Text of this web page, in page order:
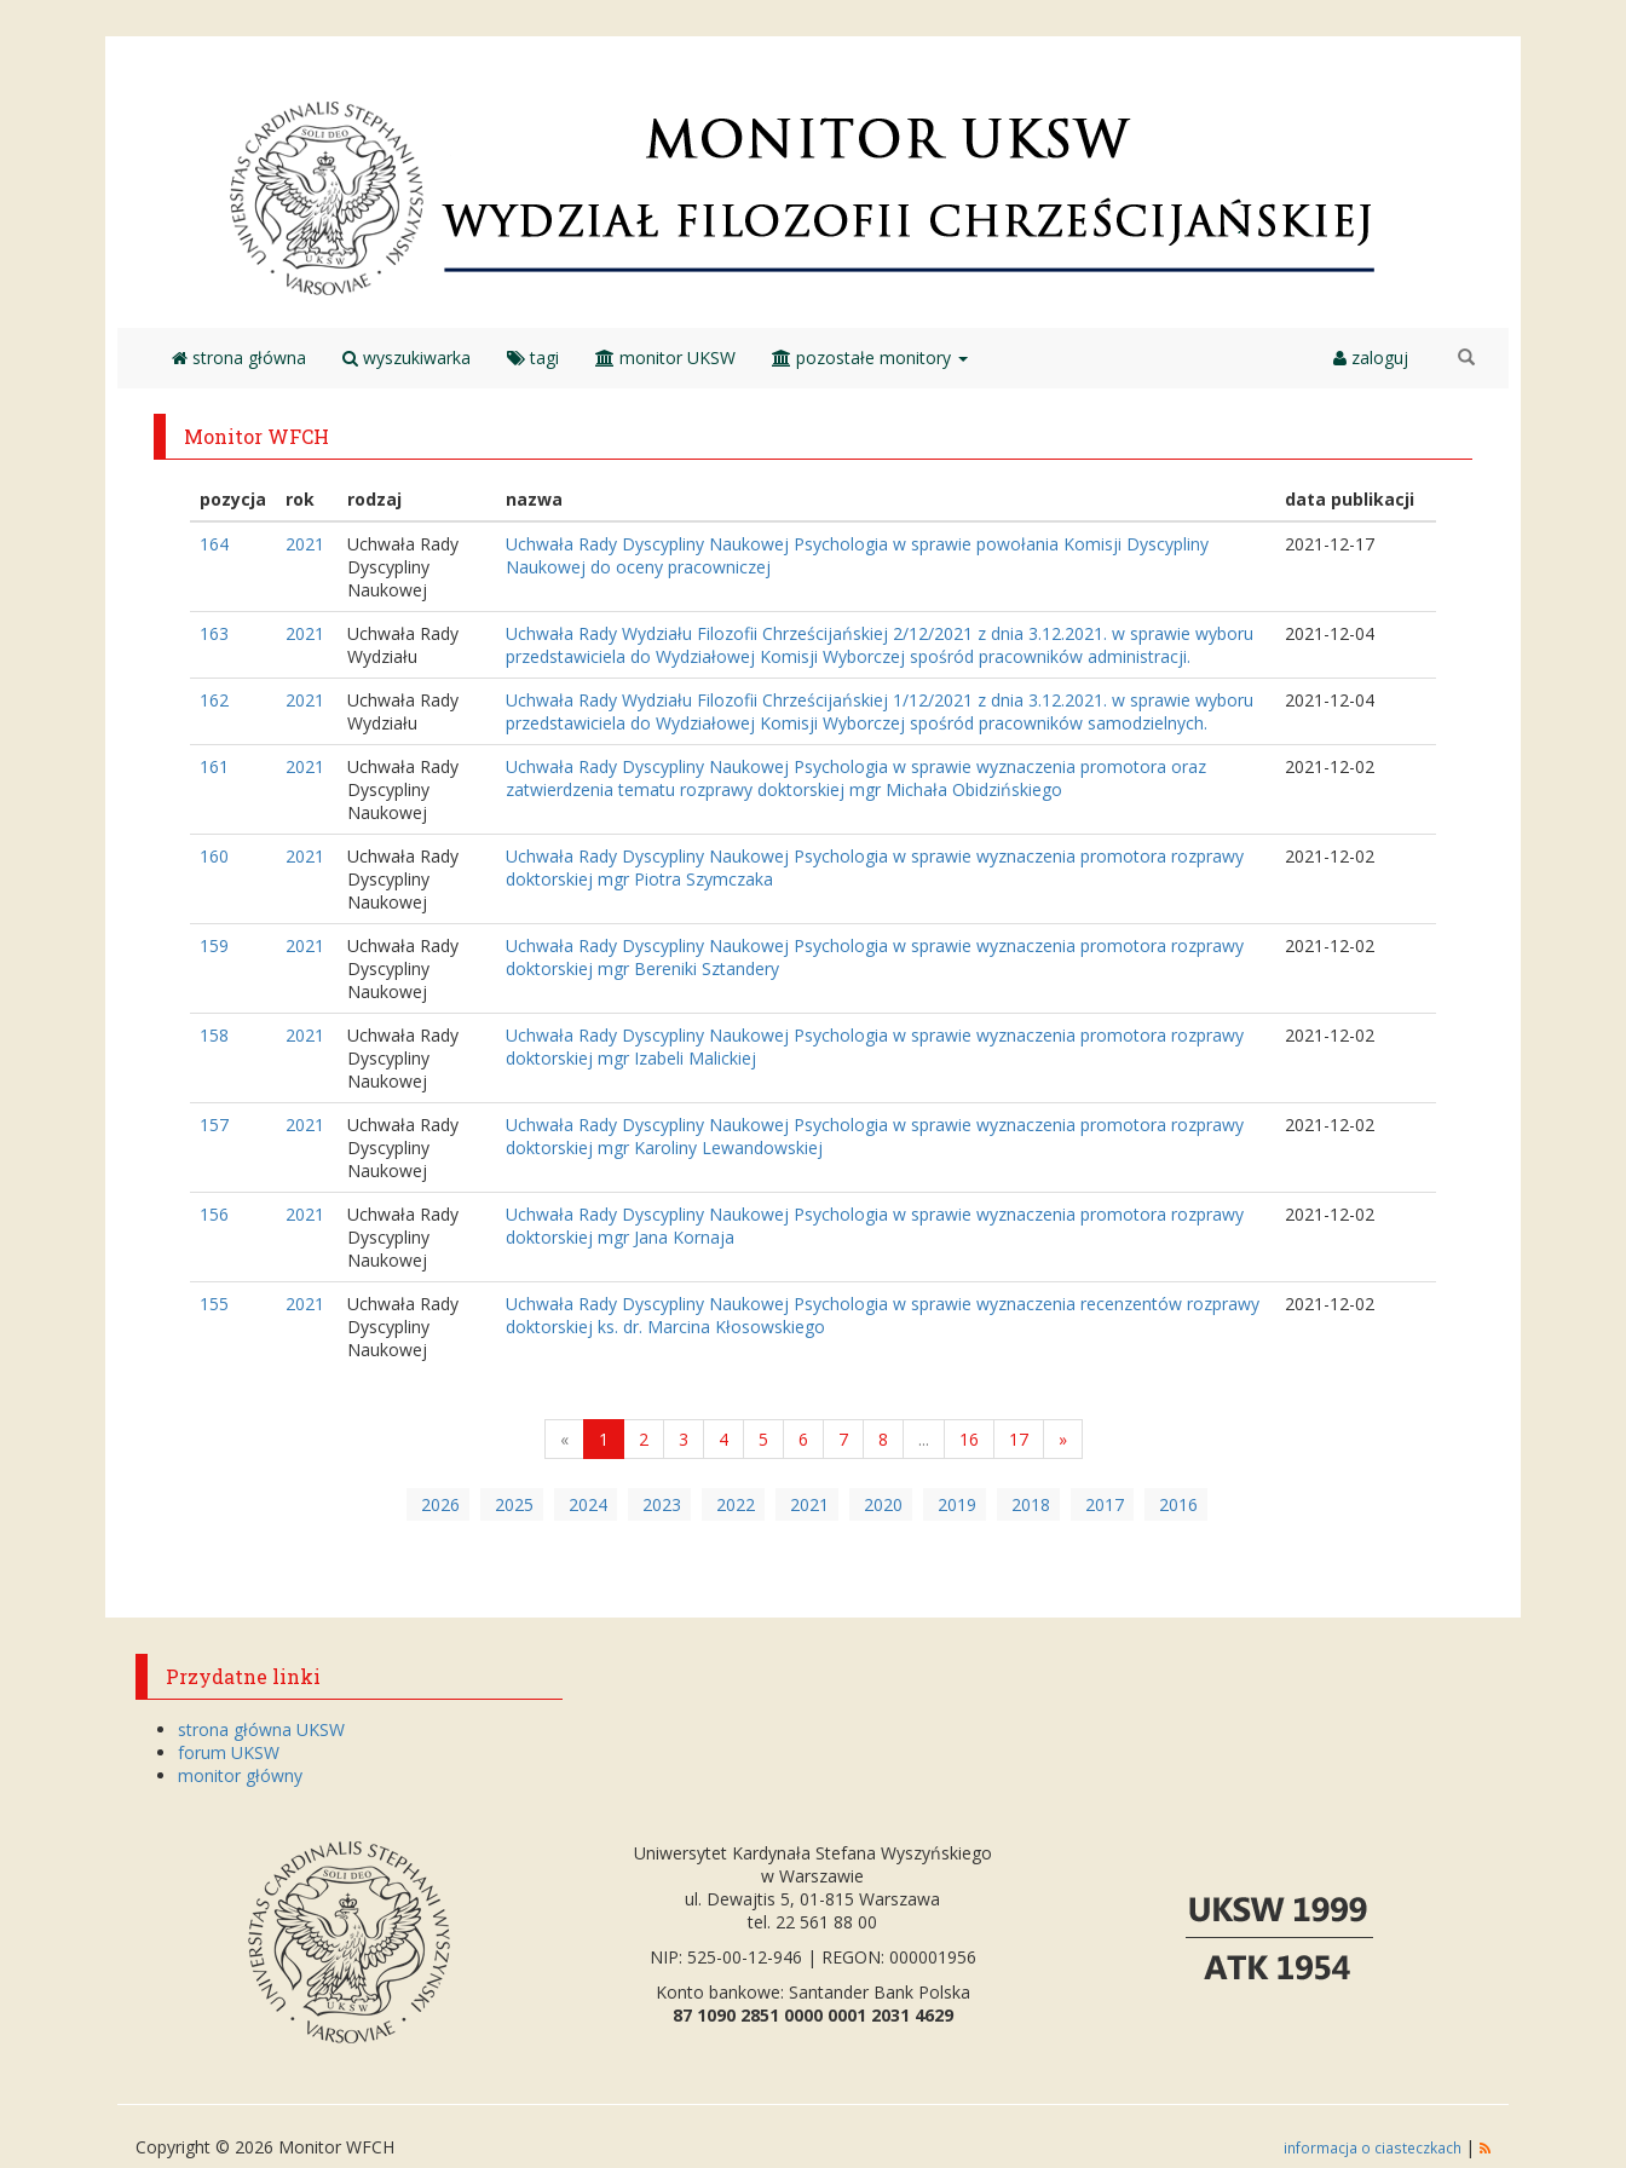
strona główna wyszukiwarka tagi monitor UKSW pozostałe monitory zaloguj
Monitor WFCH
pozycja rok rodzaj nazwa
data publikacji
164
2021
Uchwała Rady
Dyscypliny
Naukowej
Uchwała Rady Dyscypliny Naukowej Psychologia w sprawie powołania Komisji Dyscypliny
Naukowej do oceny pracowniczej
2021-12-17
163 2021
Uchwała Rady
Wydziału
Uchwała Rady Wydziału Filozofii Chrześcijańskiej 2/12/2021 z dnia 3.12.2021. w sprawie wyboru
przedstawiciela do Wydziałowej Komisji Wyborczej spośród pracowników administracji.
2021-12-04
162 2021
Uchwała Rady
Wydziału
Uchwała Rady Wydziału Filozofii Chrześcijańskiej 1/12/2021 z dnia 3.12.2021. w sprawie wyboru
przedstawiciela do Wydziałowej Komisji Wyborczej spośród pracowników samodzielnych.
2021-12-04
161 2021
Uchwała Rady
Dyscypliny
Naukowej
Uchwała Rady Dyscypliny Naukowej Psychologia w sprawie wyznaczenia promotora oraz
zatwierdzenia tematu rozprawy doktorskiej mgr Michała Obidzińskiego
2021-12-02
160 2021
Uchwała Rady
Dyscypliny
Naukowej
Uchwała Rady Dyscypliny Naukowej Psychologia w sprawie wyznaczenia promotora rozprawy
doktorskiej mgr Piotra Szymczaka
2021-12-02
159 2021
Uchwała Rady
Dyscypliny
Naukowej
Uchwała Rady Dyscypliny Naukowej Psychologia w sprawie wyznaczenia promotora rozprawy
doktorskiej mgr Bereniki Sztandery
2021-12-02
158 2021
Uchwała Rady
Dyscypliny
Naukowej
Uchwała Rady Dyscypliny Naukowej Psychologia w sprawie wyznaczenia promotora rozprawy
doktorskiej mgr Izabeli Malickiej
2021-12-02
157 2021
Uchwała Rady
Dyscypliny
Naukowej
Uchwała Rady Dyscypliny Naukowej Psychologia w sprawie wyznaczenia promotora rozprawy
doktorskiej mgr Karoliny Lewandowskiej
2021-12-02
156 2021
Uchwała Rady
Dyscypliny
Naukowej
Uchwała Rady Dyscypliny Naukowej Psychologia w sprawie wyznaczenia promotora rozprawy
doktorskiej mgr Jana Kornaja
2021-12-02
155 2021
Uchwała Rady
Dyscypliny
Naukowej
Uchwała Rady Dyscypliny Naukowej Psychologia w sprawie wyznaczenia recenzentów rozprawy
doktorskiej ks. dr. Marcina Kłosowskiego
2021-12-02
« 1 2 3 4 5 6 7 8 ... 16 17 »
2026 2025 2024 2023 2022 2021 2020 2019 2018 2017 2016
Przydatne linki
strona główna UKSW
forum UKSW
monitor główny
Uniwersytet Kardynała Stefana Wyszyńskiego
w Warszawie
ul. Dewajtis 5, 01-815 Warszawa
tel. 22 561 88 00
NIP: 525-00-12-946 | REGON: 000001956
Konto bankowe: Santander Bank Polska
87 1090 2851 0000 0001 2031 4629
Copyright © 2026 Monitor WFCH informacja o ciasteczkach |